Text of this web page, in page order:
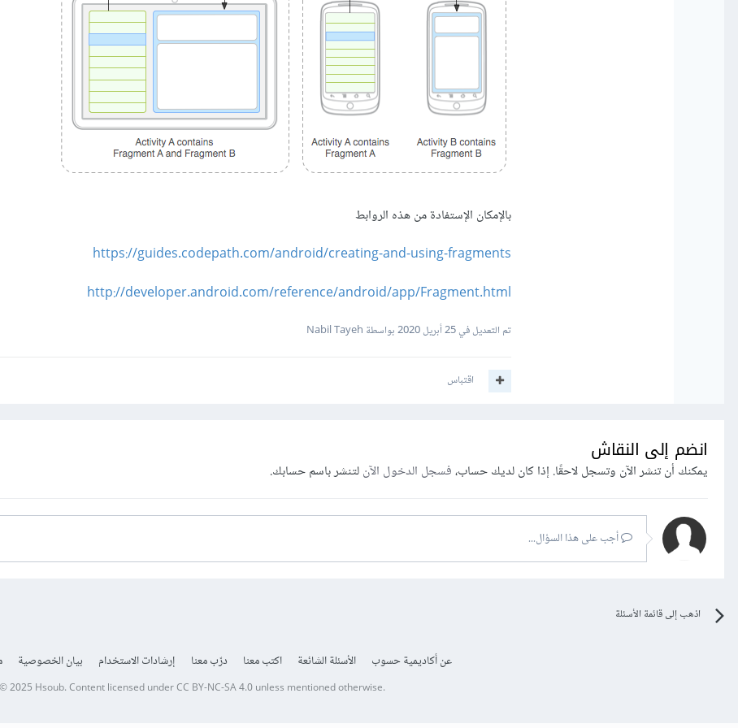
بالإمكان الإستفادة من هذه الروابط
https://guides.codepath.com/android/creating-and-using-fragments
http://developer.android.com/reference/android/app/Fragment.html
تم التعديل في25 أبريل 2020 بواسطة Nabil Tayeh
اقتباس
انضم إلى النقاش
يمكنك أن تنشر الآن وتسجل لاحقًا. إذا كان لديك حساب،فسجل الدخول الآنلتنشر باسم حسابك.
أجب على هذا السؤال...
اذهب إلى قائمة الأسئلة
عن أكاديمية حسوب الأسئلة الشائعة اكتب معنا درّب معنا إرشادات الاستخدام بيان الخصوصية
© 2025 Hsoub.Content licensed underCC BY-NC-SA 4.0unless mentioned otherwise.